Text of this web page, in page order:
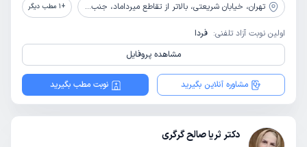
تهران، خیابان شریعتی، بالاتر از تقاطع میرداماد، جنب بانک شهر، بالای داروخانه دکتر محجوب، پلاک 1181 +
1 مطب دیگر
اولین نوبت آزاد تلفنی: فردا
مشاهده پروفایل
مشاوره آنلاین بگیرید نوبت مطب بگیرید
دکتر ثریا صالح گرگری